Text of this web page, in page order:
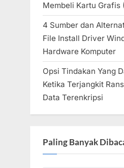
Membeli Kartu Grafis
4 Sumber dan
File Install Driver
Hardware Komputer
Opsi Tindakan Yang
Ketika Terjangkit
Data Terenkripsi
Paling Banyak